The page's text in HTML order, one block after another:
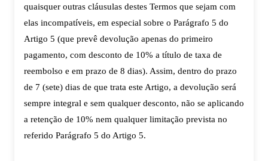
quaisquer outras cláusulas destes Termos que sejam com
elas incompatíveis, em especial sobre o Parágrafo 5 do
Artigo 5 (que prevê devolução apenas do primeiro
pagamento, com desconto de 10% a título de taxa de
reembolso e em prazo de 8 dias). Assim, dentro do prazo
de 7 (sete) dias de que trata este Artigo, a devolução será
sempre integral e sem qualquer desconto, não se aplicando
a retenção de 10% nem qualquer limitação prevista no
referido Parágrafo 5 do Artigo 5.